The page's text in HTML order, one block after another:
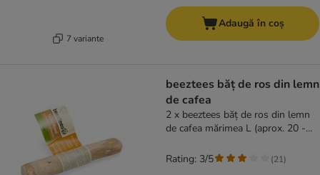
7 variante
Adaugă în coș
beeztees băț de ros din lemn
de cafea
2 x beeztees băț de ros din lemn
de cafea mărimea L (aprox. 20 -
Rating: 3/5 (21)